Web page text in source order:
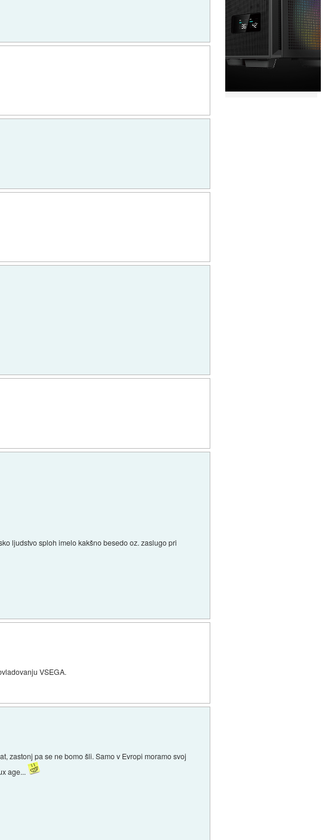
ljudstvo sploh imelo kakšno besedo oz. zaslugo pri
VSEGA.
zastonj pa se ne bomo šli. Samo v Evropi moramo svoj
age...